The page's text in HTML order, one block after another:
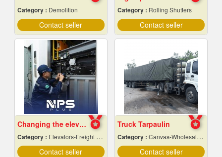
Category : Demolition
Contact seller
Category : Rolling Shutters
Contact seller
Changing the elevator sling.
Category : Elevators-Freight & Passenger
Contact seller
Truck Tarpaulin
Category : Canvas-Wholesale & Manufacturers
Contact seller